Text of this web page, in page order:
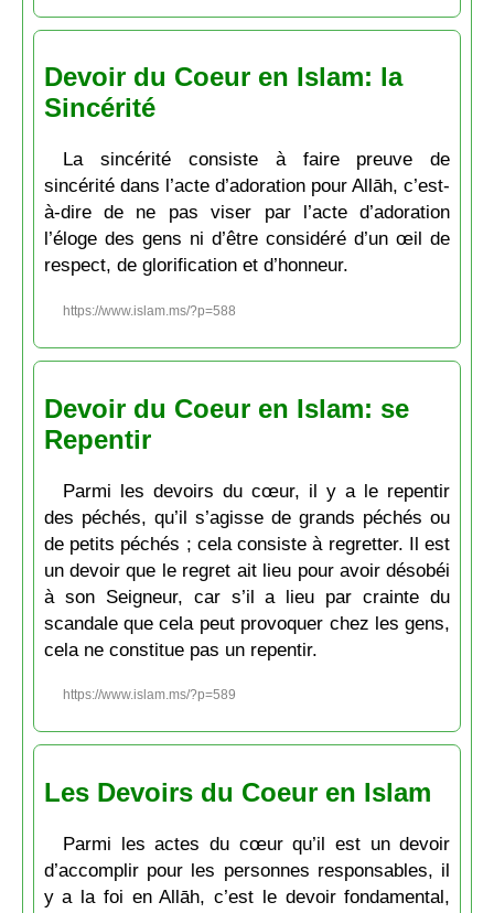
Devoir du Coeur en Islam: la
Sincérité
La sincérité consiste à faire preuve de
sincérité dans l’acte d’adoration pour Allāh, c’est-
à-dire de ne pas viser par l’acte d’adoration
l’éloge des gens ni d’être considéré d’un œil de
respect, de glorification et d’honneur.
https://www.islam.ms/?p=588
Devoir du Coeur en Islam: se
Repentir
Parmi les devoirs du cœur, il y a le repentir
des péchés, qu’il s’agisse de grands péchés ou
de petits péchés ; cela consiste à regretter. Il est
un devoir que le regret ait lieu pour avoir désobéi
à son Seigneur, car s’il a lieu par crainte du
scandale que cela peut provoquer chez les gens,
cela ne constitue pas un repentir.
https://www.islam.ms/?p=589
Les Devoirs du Coeur en Islam
Parmi les actes du cœur qu’il est un devoir
d’accomplir pour les personnes responsables, il
y a la foi en Allāh, c’est le devoir fondamental,